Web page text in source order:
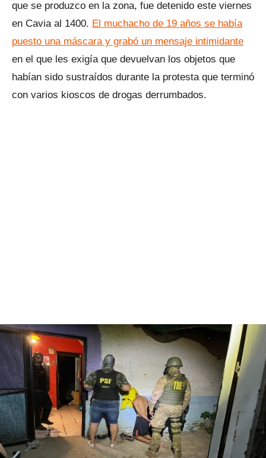
que se produzco en la zona, fue detenido este viernes
en Cavia al 1400. El muchacho de 19 años se había
puesto una máscara y grabó un mensaje intimidante
en el que les exigía que devuelvan los objetos que
habían sido sustraídos durante la protesta que terminó
con varios kioscos de drogas derrumbados.